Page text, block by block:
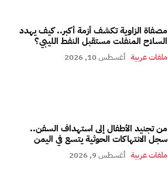
مصفاة الزاوية تكشف أزمة أكبر.. كيف يهدد
السلاح المنفلت مستقبل النفط الليبي؟
ملفات عربية أغسطس 10, 2026
من تجنيد الأطفال إلى استهداف السفن..
سجل الانتهاكات الحوثية يتسع في اليمن
ملفات عربية أغسطس 9, 2026